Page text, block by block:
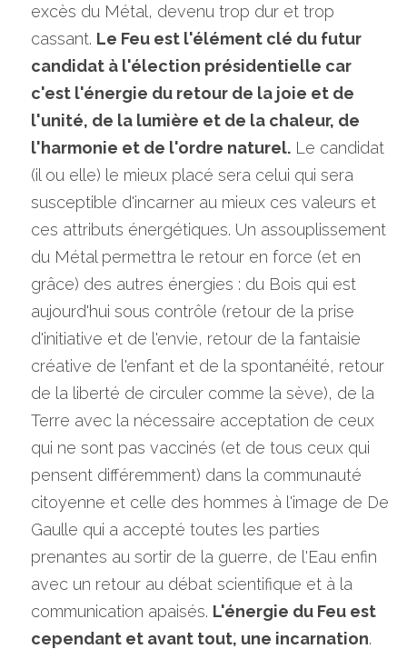
excès du Métal, devenu trop dur et trop
cassant. Le Feu est l'élément clé du futur
candidat à l'élection présidentielle car
c'est l'énergie du retour de la joie et de
l'unité, de la lumière et de la chaleur, de
l'harmonie et de l'ordre naturel. Le candidat
(il ou elle) le mieux placé sera celui qui sera
susceptible d'incarner au mieux ces valeurs et
ces attributs énergétiques. Un assouplissement
du Métal permettra le retour en force (et en
grâce) des autres énergies : du Bois qui est
aujourd'hui sous contrôle (retour de la prise
d'initiative et de l'envie, retour de la fantaisie
créative de l'enfant et de la spontanéité, retour
de la liberté de circuler comme la sève), de la
Terre avec la nécessaire acceptation de ceux
qui ne sont pas vaccinés (et de tous ceux qui
pensent différemment) dans la communauté
citoyenne et celle des hommes à l'image de De
Gaulle qui a accepté toutes les parties
prenantes au sortir de la guerre, de l'Eau enfin
avec un retour au débat scientifique et à la
communication apaisés. L'énergie du Feu est
cependant et avant tout, une incarnation.